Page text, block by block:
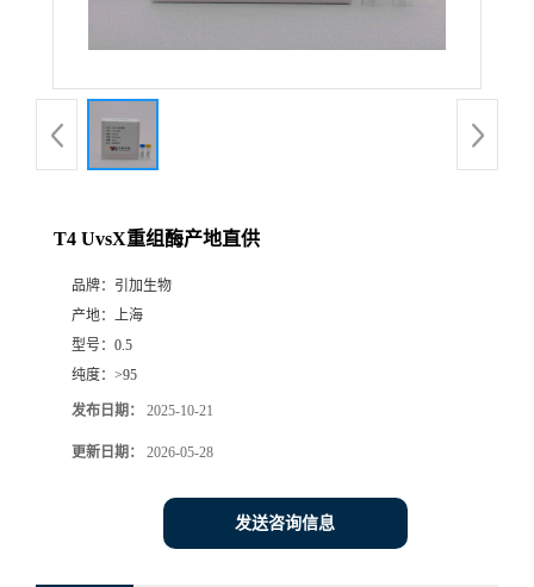
T4 UvsX重组酶产地直供
品牌： 引加生物
产地：
上海
型号： 0.5
纯度： >95
发布日期： 2025-10-21
更新日期： 2026-05-28
发送咨询信息